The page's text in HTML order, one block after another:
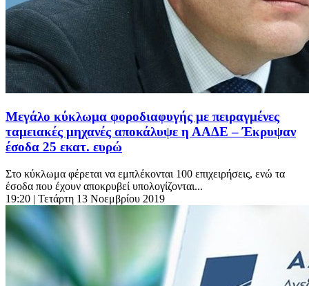
Μεγάλο κύκλωμα φοροδιαφυγής με πειραγμένες
ταμειακές μηχανές αποκάλυψε η ΑΑΔΕ – Έκρυψαν
έσοδα 25 εκατ. ευρώ
Στο κύκλωμα φέρεται να εμπλέκονται 100 επιχειρήσεις, ενώ τα
έσοδα που έχουν αποκρυβεί υπολογίζονται...
19:20 | Τετάρτη 13 Νοεμβρίου 2019